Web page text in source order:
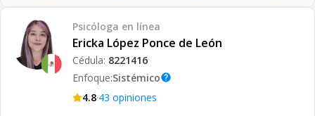
Psicóloga en línea
Ericka López Ponce de León
Cédula: 8221416
Enfoque:Sistémicohelp
4.8·43 opiniones